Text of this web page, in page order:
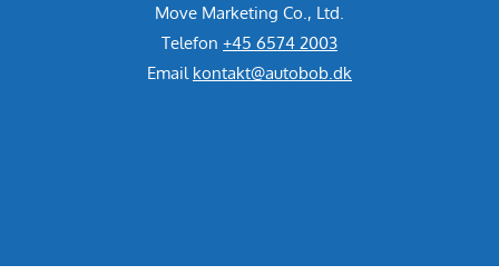
Move Marketing Co., Ltd.
Telefon +45 6574 2003
Email kontakt@autobob.dk